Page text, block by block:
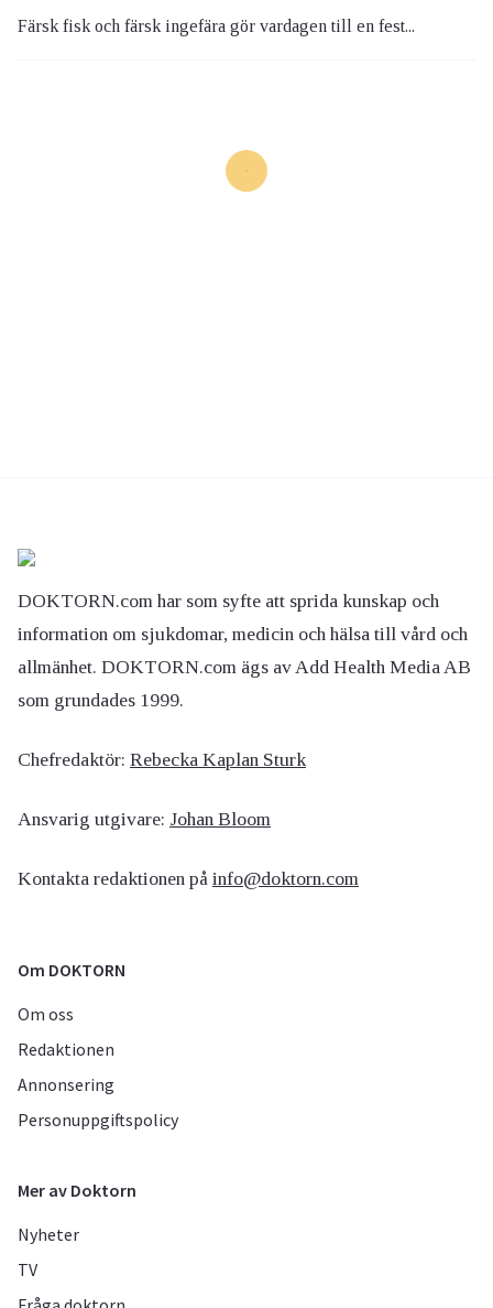
Färsk fisk och färsk ingefära gör vardagen till en fest...
DOKTORN.com har som syfte att sprida kunskap och
information om sjukdomar, medicin och hälsa till vård och
allmänhet. DOKTORN.com ägs av Add Health Media AB
som grundades 1999.
Chefredaktör: Rebecka Kaplan Sturk
Ansvarig utgivare: Johan Bloom
Kontakta redaktionen på info@doktorn.com
Om DOKTORN
Om oss
Redaktionen
Annonsering
Personuppgiftspolicy
Mer av Doktorn
Nyheter
TV